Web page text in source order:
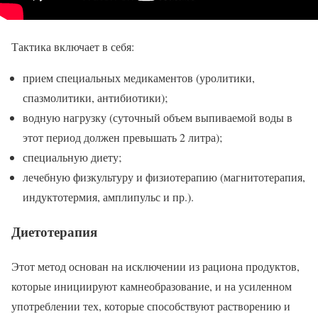
Тактика включает в себя:
прием специальных медикаментов (уролитики,
спазмолитики, антибиотики);
водную нагрузку (суточный объем выпиваемой воды в
этот период должен превышать 2 литра);
специальную диету;
лечебную физкультуру и физиотерапию (магнитотерапия,
индуктотермия, амплипульс и пр.).
Диетотерапия
Этот метод основан на исключении из рациона продуктов,
которые инициируют камнеобразование, и на усиленном
употреблении тех, которые способствуют растворению и